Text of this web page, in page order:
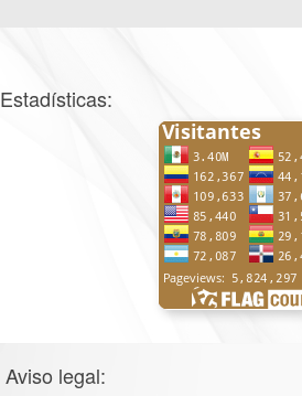
Estadísticas:
Aviso legal: